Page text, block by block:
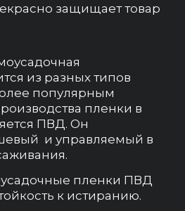
защищает товар
из разных типов
популярным
пленки в
ПВД. Он
и управляемый в
пленки ПВД
к истиранию.